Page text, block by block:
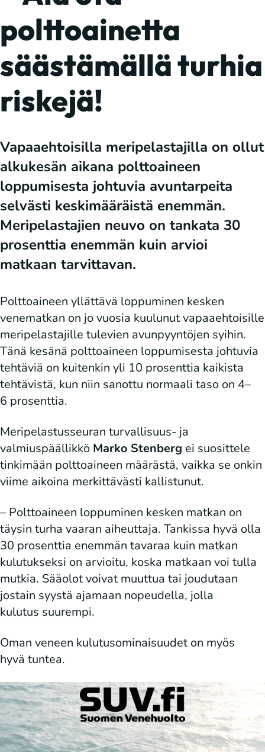
polttoainetta
säästämällä turhia
riskejä!
Vapaaehtoisilla meripelastajilla on ollut
alkukesän aikana polttoaineen
loppumisesta johtuvia avuntarpeita
selvästi keskimääräistä enemmän.
Meripelastajien neuvo on tankata 30
prosenttia enemmän kuin arvioi
matkaan tarvittavan.
Polttoaineen yllättävä loppuminen kesken
venematkan on jo vuosia kuulunut vapaaehtoisille
meripelastajille tulevien avunpyyntöjen syihin.
Tänä kesänä polttoaineen loppumisesta johtuvia
tehtäviä on kuitenkin yli 10 prosenttia kaikista
tehtävistä, kun niin sanottu normaali taso on 4–
6 prosenttia.
Meripelastusseuran turvallisuus- ja
valmiuspäällikkö Marko Stenberg ei suosittele
tinkimään polttoaineen määrästä, vaikka se onkin
viime aikoina merkittävästi kallistunut.
– Polttoaineen loppuminen kesken matkan on
täysin turha vaaran aiheuttaja. Tankissa hyvä olla
30 prosenttia enemmän tavaraa kuin matkan
kulutukseksi on arvioitu, koska matkaan voi tulla
mutkia. Sääolot voivat muuttua tai joudutaan
jostain syystä ajamaan nopeudella, jolla
kulutus suurempi.
Oman veneen kulutusominaisuudet on myös
hyvä tuntea.